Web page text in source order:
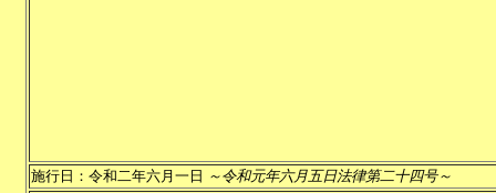
施行日：令和二年六月一日 ～令和元年六月五日法律第二十四号～